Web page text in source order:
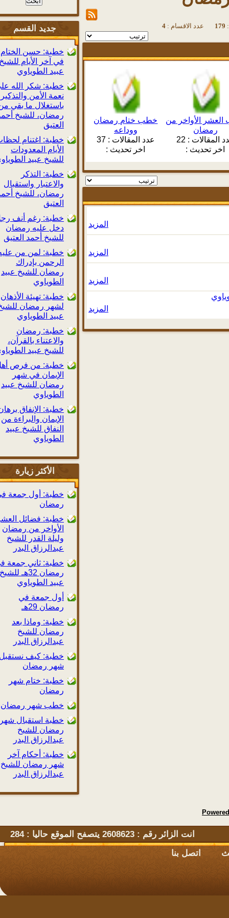
جديد القسم
خطبة: حسن الختام
في آخر الأيام للشيخ
عبيد الطوياوي
خطبة: شكر الله على
نعمة الأمن والتذكير
باستغلال ما بقي من
رمضان، للشيخ أحمد
العتيق
خطبة: اغتنام لحظات
الأيام المعدودات
للشيخ عبيد الطوياوي
خطبة: التذكر
والاعتبار واستقبال
رمضان، للشيخ أحمد
العتيق
خطبة: رغم أنف رجل
دخل عليه رمضان
للشيخ أحمد العتيق
خطبة: لمن من عليه
الرحمن بإدراك
رمضان للشيخ عبيد
الطوياوي
خطبة: تهيئة الأذهان
لشهر رمضان للشيخ
عبيد الطوياوي
خطبة: رمضان
والاعتناء بالقرآن،
للشيخ عبيد الطوياوي
خطبة: من فرص أهل
الإيمان في شهر
رمضان للشيخ عبيد
الطوياوي
خطبة: الإنفاق برهان
الإيمان والبراءة من
النفاق للشيخ عبيد
الطوياوي
الأكثر زيارة
خطبة: أول جمعة في
رمضان
خطبة: فضائل العشر
الأواخر من رمضان
وليلة القدر للشيخ
عبدالرزاق البدر
خطبة: ثاني جمعة في
رمضان 32هـ للشيخ
عبيد الطوياوي
أول جمعة في
رمضان 29هـ
خطبة: وماذا بعد
رمضان للشيخ
عبدالرزاق البدر
خطبة: كيف نستقبل
شهر رمضان
خطبة: ختام شهر
رمضان
خطب شهر رمضان
خطبة استقبال شهر
رمضان للشيخ
عبدالرزاق البدر
خطبة: أحكام آخر
شهر رمضان للشيخ
عبدالرزاق البدر
عدد الاقسام :4
الأواخر من
رمضان
:
22
تحديث :
خطب ختام رمضان
ووداعه
عدد المقالات :37
اخر تحديث :
المزيد
المزيد
المزيد
المزيد
انت الزائر رقم : 2608623 يتصفح الموقع حاليا : 284
اتصل بنا